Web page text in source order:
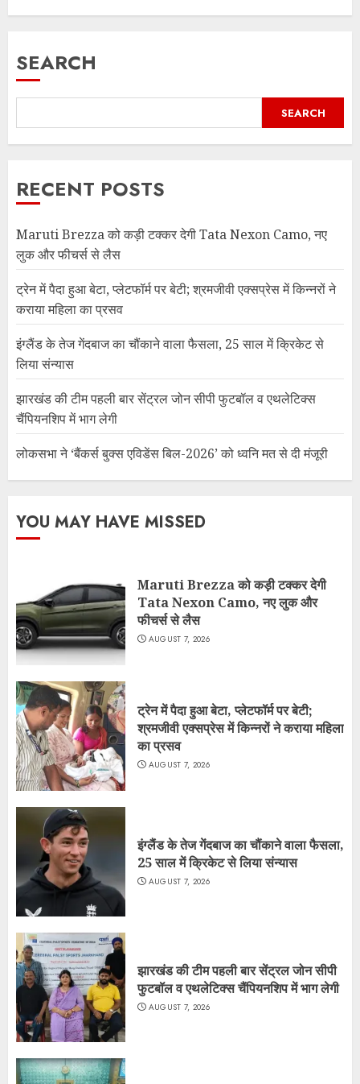
SEARCH
SEARCH
RECENT POSTS
Maruti Brezza को कड़ी टक्कर देगी Tata Nexon Camo, नए
लुक और फीचर्स से लैस
ट्रेन में पैदा हुआ बेटा, प्लेटफॉर्म पर बेटी; श्रमजीवी एक्सप्रेस में किन्नरों ने
कराया महिला का प्रसव
इंग्लैंड के तेज गेंदबाज का चौंकाने वाला फैसला, 25 साल में क्रिकेट से
लिया संन्यास
झारखंड की टीम पहली बार सेंट्रल जोन सीपी फुटबॉल व एथलेटिक्स
चैंपियनशिप में भाग लेगी
लोकसभा ने ‘बैंकर्स बुक्स एविडेंस बिल-2026’ को ध्वनि मत से दी मंजूरी
YOU MAY HAVE MISSED
Maruti Brezza को कड़ी टक्कर देगी
Tata Nexon Camo, नए लुक और
फीचर्स से लैस
AUGUST 7, 2026
ट्रेन में पैदा हुआ बेटा, प्लेटफॉर्म पर बेटी;
श्रमजीवी एक्सप्रेस में किन्नरों ने कराया महिला
का प्रसव
AUGUST 7, 2026
इंग्लैंड के तेज गेंदबाज का चौंकाने वाला फैसला,
25 साल में क्रिकेट से लिया संन्यास
AUGUST 7, 2026
झारखंड की टीम पहली बार सेंट्रल जोन सीपी
फुटबॉल व एथलेटिक्स चैंपियनशिप में भाग लेगी
AUGUST 7, 2026